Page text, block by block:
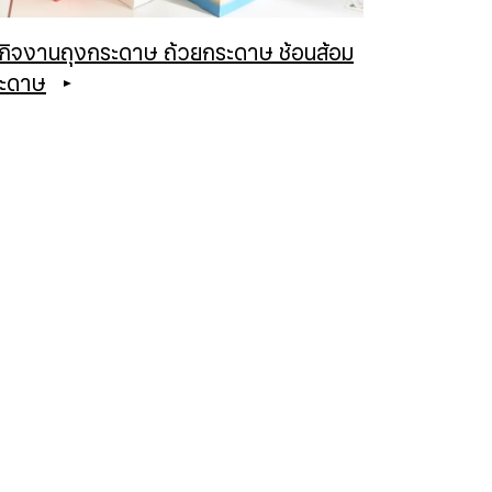
จงานถุงกระดาษ ถ้วยกระดาษ ช้อนส้อม
ดาษ